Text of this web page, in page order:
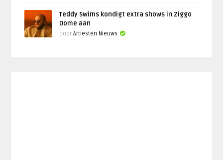
Teddy Swims kondigt extra shows in Ziggo
Dome aan
doorArtiesten Nieuws